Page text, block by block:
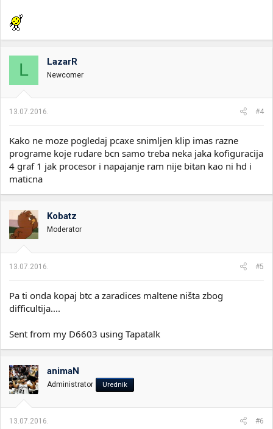
L LazarR
Newcomer
13.07.2016. #4
Kako ne moze pogledaj pcaxe snimljen klip imas razne
programe koje rudare bcn samo treba neka jaka kofiguracija
4 graf 1 jak procesor i napajanje ram nije bitan kao ni hd i
maticna
Kobatz
Moderator
13.07.2016. #5
Pa ti onda kopaj btc a zaradices maltene ništa zbog
difficultija....
Sent from my D6603 using Tapatalk
animaN
Administrator Urednik
13.07.2016. #6